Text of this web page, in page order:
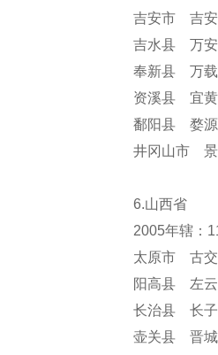
吉安市 吉
吉水县 万
奉新县 万
资溪县 宜
鄱阳县 婺
井冈山市 景
6.山西省
2005年辖：
太原市 古
阳高县 左
长治县 长
壶关县 晋